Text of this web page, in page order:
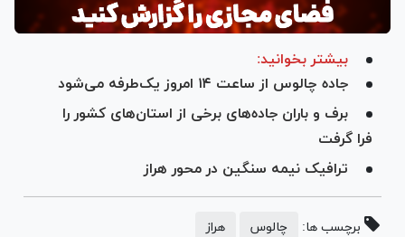
بیشتر بخوانید:
جاده چالوس از ساعت ۱۴ امروز یک‌طرفه می‌شود
برف و باران جاده‌های برخی از استان‌های کشور را
فرا گرفت
ترافیک نیمه سنگین در محور هراز
برچسب ها: چالوس هراز